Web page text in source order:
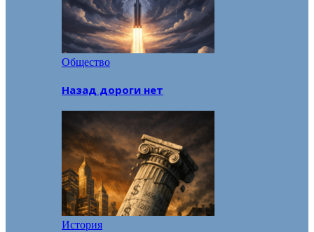
Общество
Назад дороги нет
История